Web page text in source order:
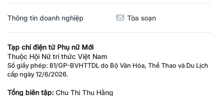
Thông tin doanh nghiệp Tòa soạn
Tạp chí điện tử Phụ nữ Mới
Thuộc Hội Nữ trí thức Việt Nam
Số giấy phép: 81/GP-BVHTTDL do Bộ Văn Hóa, Thể Thao và Du Lịch
cấp ngày 12/6/2026.
Tổng biên tập: Chu Thị Thu Hằng